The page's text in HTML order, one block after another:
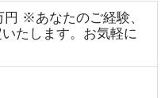
円 ※あなたのご経験、
たします。お気軽に